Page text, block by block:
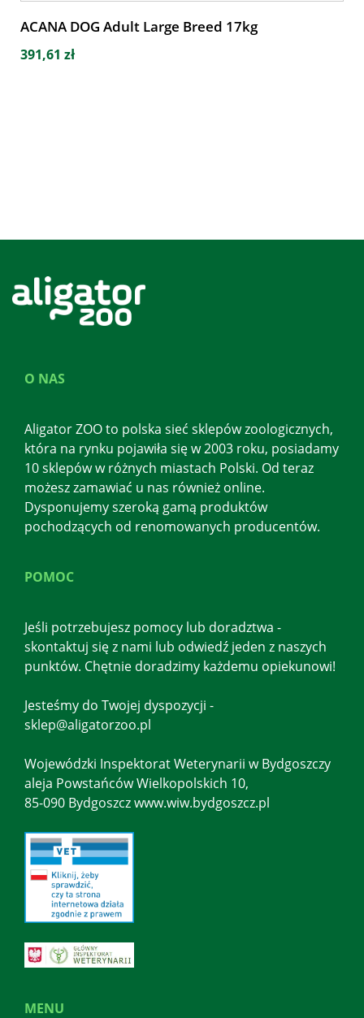
ACANA DOG Adult Large Breed 17kg
391,61 zł
O NAS
Aligator ZOO to polska sieć sklepów zoologicznych,
która na rynku pojawiła się w 2003 roku, posiadamy
10 sklepów w różnych miastach Polski. Od teraz
możesz zamawiać u nas również online.
Dysponujemy szeroką gamą produktów
pochodzących od renomowanych producentów.
MENU
POMOC
Jeśli potrzebujesz pomocy lub doradztwa -
skontaktuj się z nami lub odwiedź jeden z naszych
punktów. Chętnie doradzimy każdemu opiekunowi!
Jesteśmy do Twojej dyspozycji -
sklep@aligatorzoo.pl
Wojewódzki Inspektorat Weterynarii w Bydgoszczy
aleja Powstańców Wielkopolskich 10,
85-090 Bydgoszcz www.wiw.bydgoszcz.pl